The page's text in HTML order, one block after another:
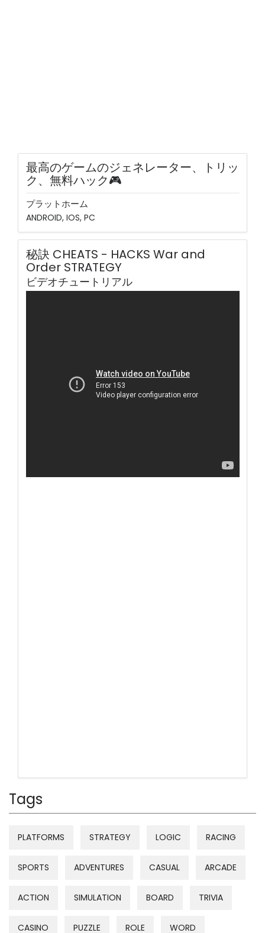
最高のゲームのジェネレーター、トリッ
ク、無料ハック🎮
プラットホーム
ANDROID, IOS, PC
秘訣 CHEATS - HACKS War and
Order STRATEGY
ビデオチュートリアル
Tags
PLATFORMS STRATEGY LOGIC RACING
SPORTS ADVENTURES CASUAL ARCADE
ACTION SIMULATION BOARD TRIVIA
CASINO PUZZLE ROLE WORD